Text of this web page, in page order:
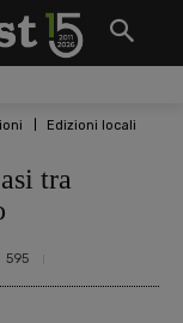
Edizioni locali
tra
595